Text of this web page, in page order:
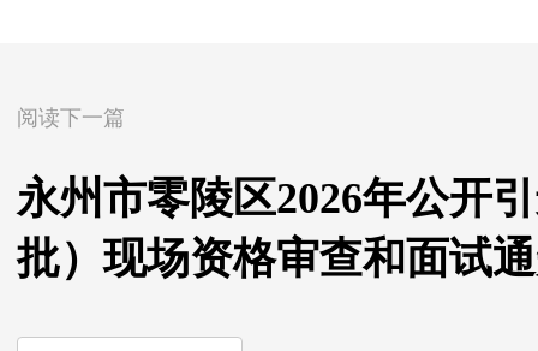
阅读下一篇
永州市零陵区2026年公开
批）现场资格审查和面试